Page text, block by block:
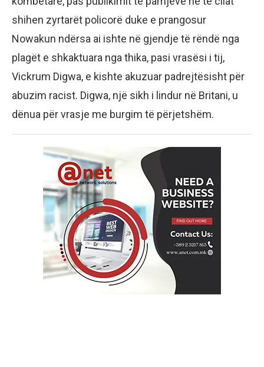
shihen zyrtarët policorë duke e prangosur
Nowakun ndërsa ai ishte në gjendje të rëndë nga
plagët e shkaktuara nga thika, pasi vrasësi i tij,
Vickrum Digwa, e kishte akuzuar padrejtësisht për
abuzim racist. Digwa, një sikh i lindur në Britani, u
dënua për vrasje me burgim të përjetshëm.